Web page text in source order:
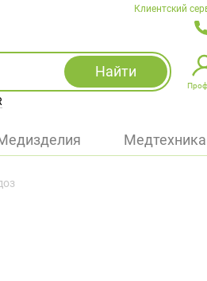
Клиентский
Найти
Избранное
Войти
Медтехника